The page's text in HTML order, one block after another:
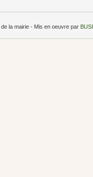
la mairie - Mis en oeuvre par